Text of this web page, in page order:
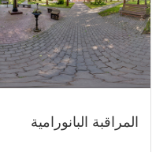
المراقبة البانورامية